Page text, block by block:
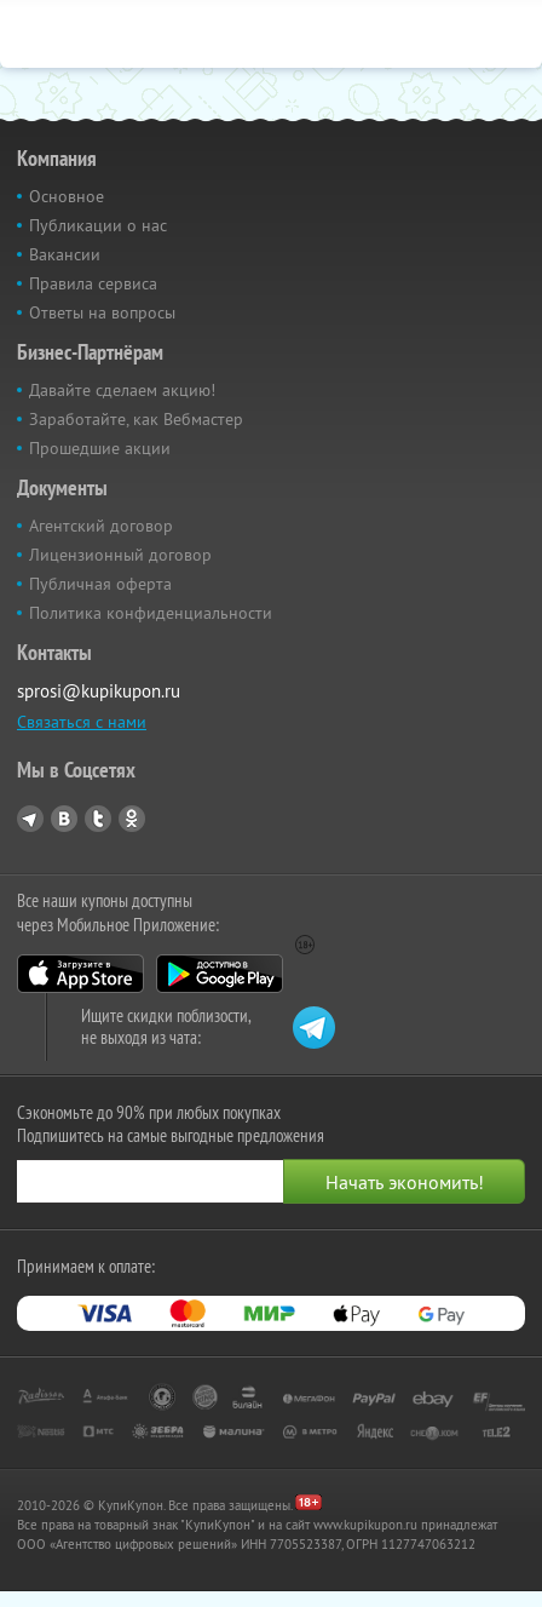
Компания
Основное
Публикации о нас
Вакансии
Правила сервиса
Ответы на вопросы
Бизнес-Партнёрам
Давайте сделаем акцию!
Заработайте, как Вебмастер
Прошедшие акции
Документы
Агентский договор
Лицензионный договор
Публичная оферта
Политика конфиденциальности
Контакты
sprosi@kupikupon.ru
Связаться с нами
Мы в Соцсетях
Все наши купоны доступны
через Мобильное Приложение:
Ищите скидки поблизости,
не выходя из чата:
Сэкономьте до 90% при любых покупках
Подпишитесь на самые выгодные предложения
Принимаем к оплате:
2010-2026 © КупиКупон. Все права защищены.
Все права на товарный знак "КупиКупон" и на сайт www.kupikupon.ru принадлежат
OOO «Агентство цифровых решений» ИНН 7705523387, ОГРН 1127747063212